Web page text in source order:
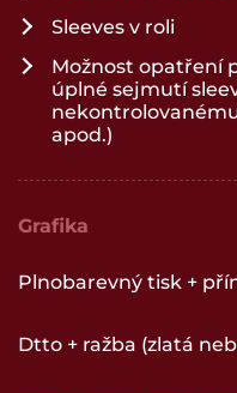
Sleeves v roli
Možnost opatření
úplné sejmutí
apod.)
Grafika
Plnobarevný tisk +
Dtto + ražba (zlatá